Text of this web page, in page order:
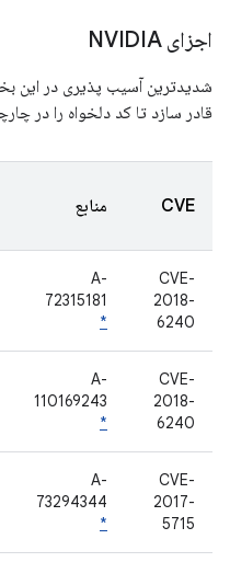
اجزای NVIDIA
شدیدترین آسیب پذیری در این
قادر سازد تا کد دلخواه را در
CVE منابع
CVE-
2018-
6240
A-
72315181
*
CVE-
2018-
6240
A-
110169243
*
CVE-
2017-
5715
A-
73294344
*